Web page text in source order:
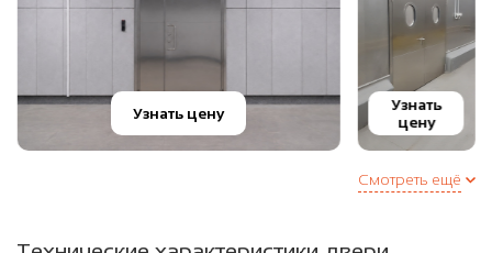
Узнать цену
Узнать
цену
Смотреть ещё